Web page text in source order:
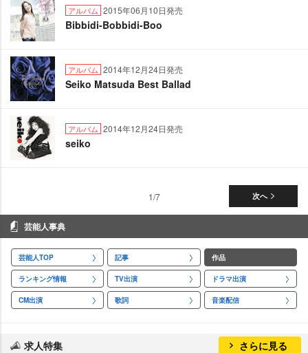
アルバム 2015年06月10日発売
Bibbidi-Bobbidi-Boo
アルバム 2014年12月24日発売
Seiko Matsuda Best Ballad
アルバム 2014年12月24日発売
seiko
次へ
1/7
芸能人事典
芸能人TOP 記事 作品
ランキング情報 TV出演 ドラマ出演
CM出演 歌詞 音楽配信
求人特集 さらに見る